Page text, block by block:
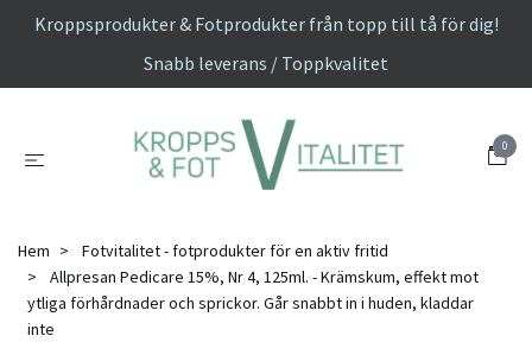
Kroppsprodukter & Fotprodukter från topp till tå för dig!
Snabb leverans / Toppkvalitet
0
Hem
Fotvitalitet - fotprodukter för en aktiv fritid
Allpresan Pedicare 15%, Nr 4, 125ml. - Krämskum, effekt mot
ytliga förhårdnader och sprickor. Går snabbt in i huden, kladdar
inte